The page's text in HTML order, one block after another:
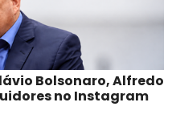
Bolsonaro, Alfredo
no Instagram